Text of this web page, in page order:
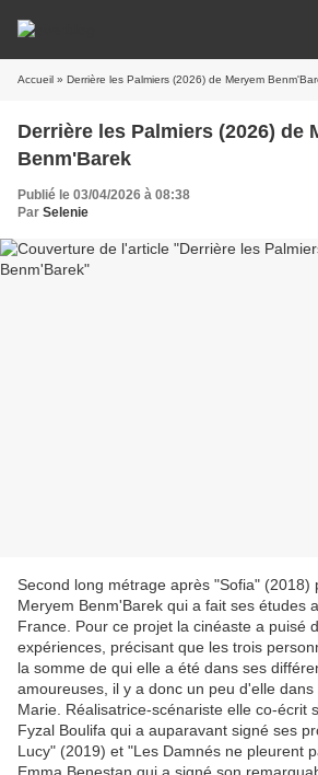
Accueil » Derrière les Palmiers (2026) de Meryem
Derrière les Palmiers (2026) de
Benm'Barek
Publié le 03/04/2026 à 08:38
Par Selenie
Second long métrage après "Sofia" (2018)
Meryem Benm'Barek qui a fait ses études
France. Pour ce projet la cinéaste a puisé
expériences, précisant que les trois
la somme de qui elle a été dans ses
amoureuses, il y a donc un peu d'elle
Marie. Réalisatrice-scénariste elle co-écrit
Fyzal Boulifa qui a auparavant signé ses
Lucy" (2019) et "Les Damnés ne pleurent